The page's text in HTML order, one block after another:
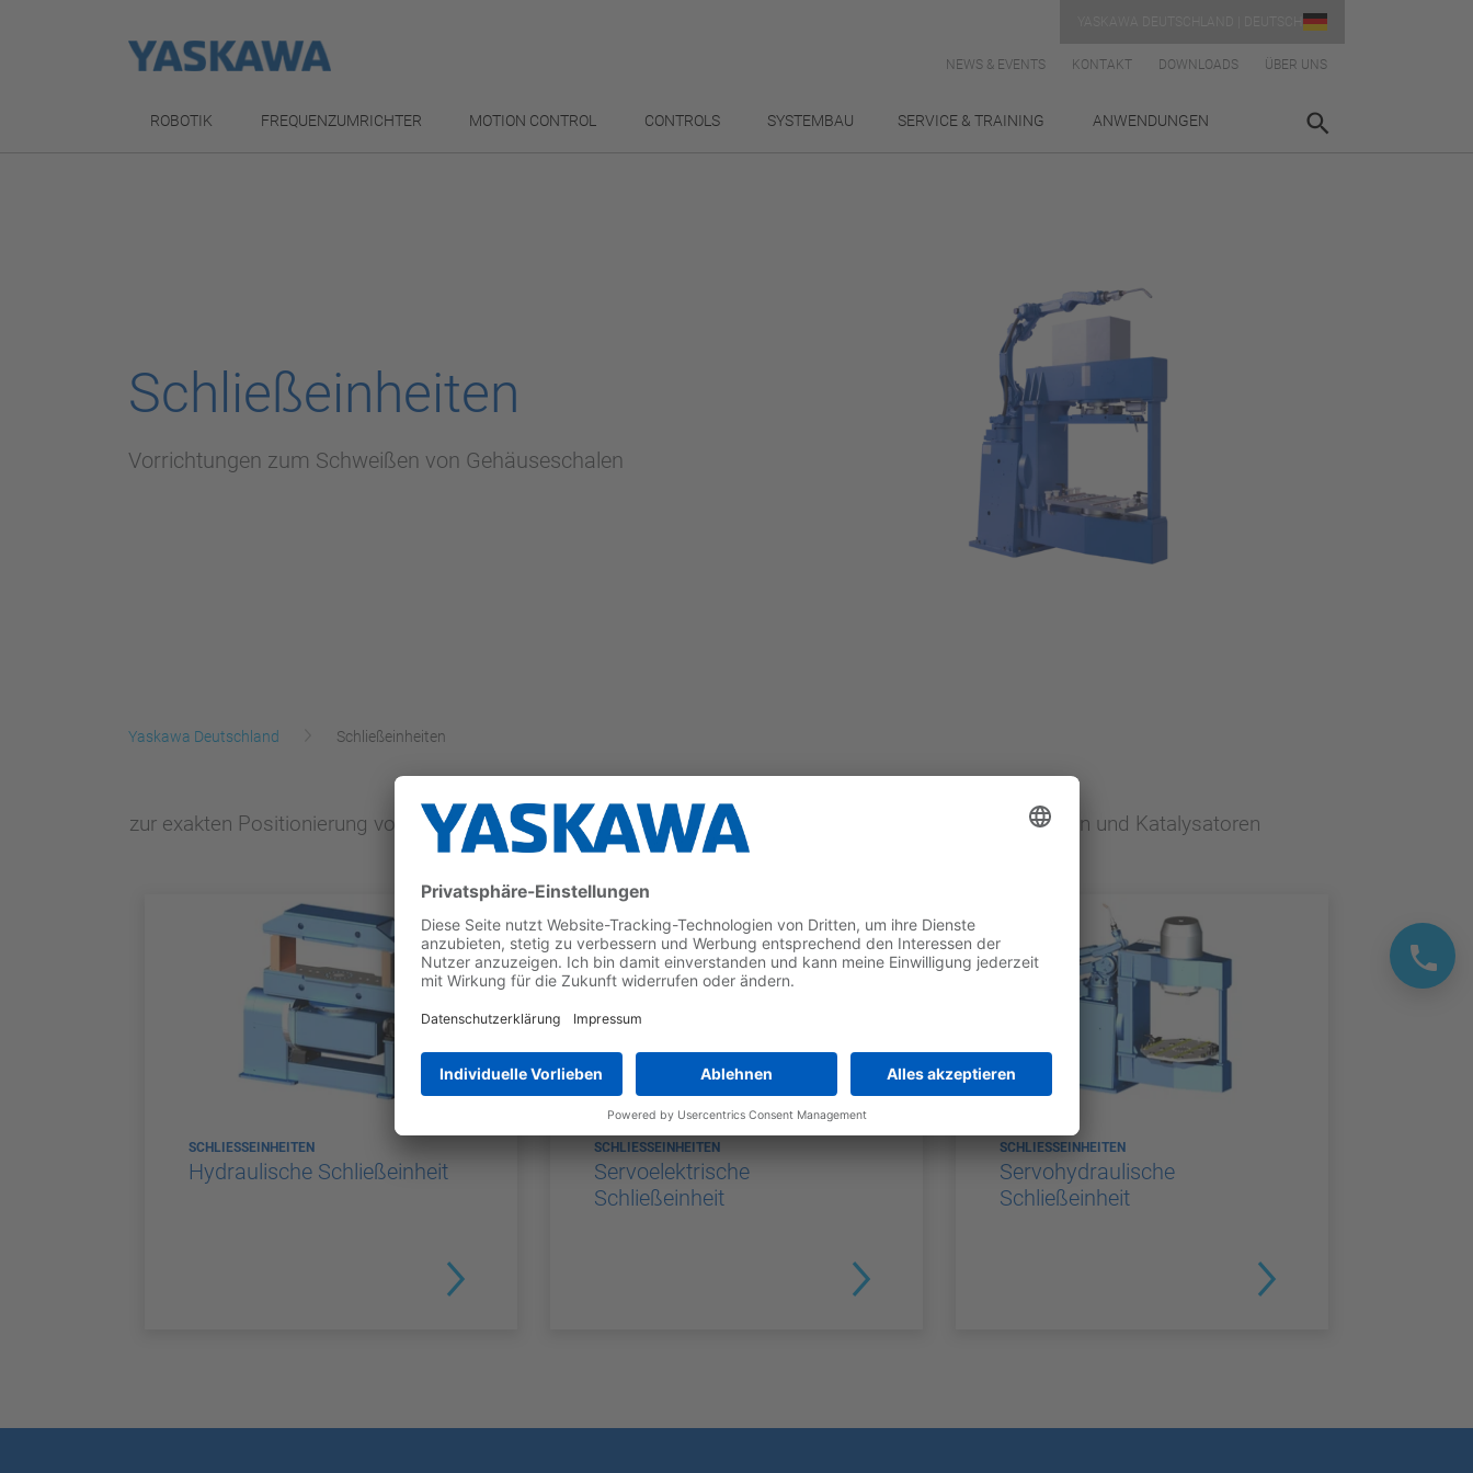
NEWS & EVENTS KONTAKT DOWNLOADS ÜBER UNS
ROBOTIK FREQUENZUMRICHTER MOTION CONTROL CONTROLS SYSTEMBAU SERVICE & TRAINING ANWENDUNGEN
Schließeinheiten
Vorrichtungen zum Schweißen von Gehäuseschalen
Yaskawa Deutschland Schließeinheiten
zur exakten Positionierung von Gehäuseschalen beim Lichtbogen-Roboterschweißen von Abgassystemen und Katalysatoren
SCHLIESSEINHEITEN
Hydraulische Schließeinheit
SCHLIESSEINHEITEN
Servoelektrische
Schließeinheit
SCHLIESSEINHEITEN
Servohydraulische
Schließeinheit